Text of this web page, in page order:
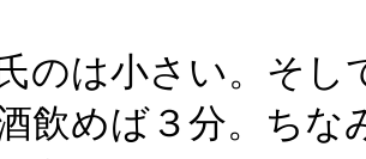
のは小さい。そし
飲めば３分。ちな